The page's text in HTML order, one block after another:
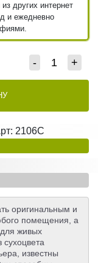
других интернет
и ежедневно
- +
2106С
оригинальным и
помещения, а
живых
известны